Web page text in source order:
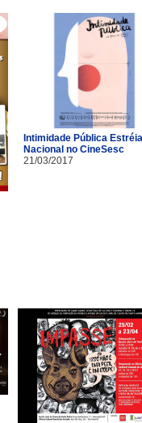
Intimidade Pública Estréia
Nacional no CineSesc
21/03/2017